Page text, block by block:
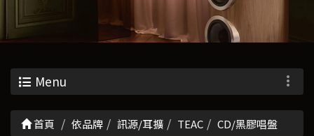
Menu
首頁 依品牌 訊源/耳擴 TEAC CD/黑膠唱盤